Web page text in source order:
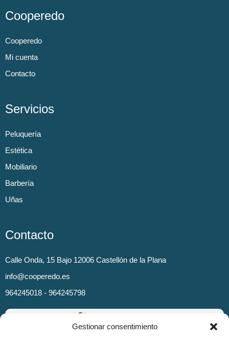
Gestionar consentimiento
Cooperedo
Cooperedo
Mi cuenta
Contacto
Servicios
Peluquería
Estética
Mobiliario
Barbería
Uñas
Contacto
Calle Onda, 15 Bajo 12006 Castellón de la Plana
info@cooperedo.es
964245018 - 964245798